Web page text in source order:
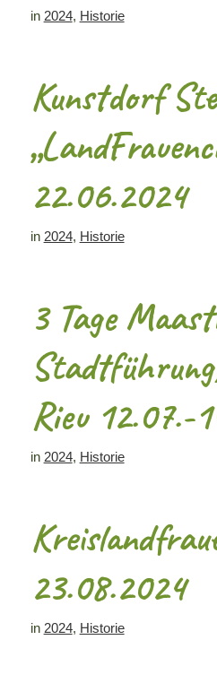
in 2024, Historie
Kunstdorf
22.06.2024
in 2024, Historie
3 Tage
Rieu 12.07.-
in 2024, Historie
23.08.2024
in 2024, Historie